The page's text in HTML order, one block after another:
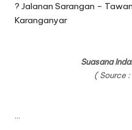
? Jalanan Sarangan –
Karanganyar
Suasana
( Source
…